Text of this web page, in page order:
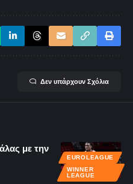
Δεν υπάρχουν Σχόλια
EUROLEAGUE
WINNER
LEAGUE
με την